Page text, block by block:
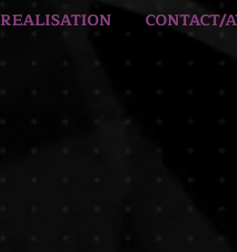
REALISATION CONTACT/